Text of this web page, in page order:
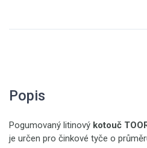
Popis
Pogumovaný litinový kotouč
je určen pro činkové tyče o